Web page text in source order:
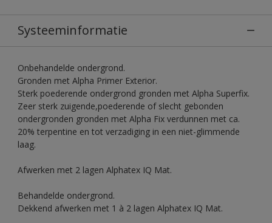
Systeeminformatie
Onbehandelde ondergrond.
Gronden met Alpha Primer Exterior.
Sterk poederende ondergrond gronden met Alpha Superfix.
Zeer sterk zuigende,poederende of slecht gebonden
ondergronden gronden met Alpha Fix verdunnen met ca.
20% terpentine en tot verzadiging in een niet-glimmende
laag.
Afwerken met 2 lagen Alphatex IQ Mat.
Behandelde ondergrond.
Dekkend afwerken met 1 à 2 lagen Alphatex IQ Mat.